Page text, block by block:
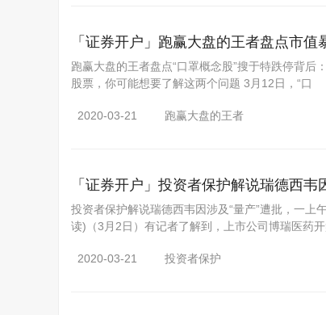
「证券开户」 跑赢大盘的王者盘点市值
跑赢大盘的王者盘点“口罩概念股”搜于特跌停背
股票，你可能想要了解这两个问题 3月12日，“口
2020-03-21 跑赢大盘的王者
「证券开户」 投资者保护解说瑞德西韦
投资者保护解说瑞德西韦因涉及“量产”遭批，一
读)（3月2日）有记者了解到，上市公司博瑞医药开
2020-03-21 投资者保护